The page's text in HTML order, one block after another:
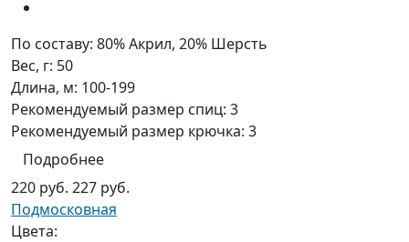
По составу: 80% Акрил, 20% Шерсть
Вес, г: 50
Длина, м: 100-199
Рекомендуемый размер спиц: 3
Рекомендуемый размер крючка: 3
Подробнее
220 руб. 227 руб.
Подмосковная
Цвета: